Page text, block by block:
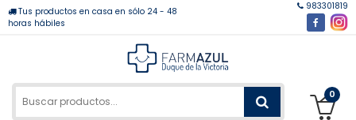
Tus productos en casa en sólo 24 - 48
horas hábiles
983301819
0